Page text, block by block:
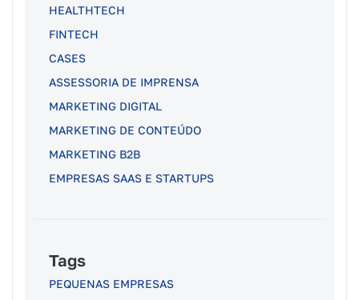
HEALTHTECH
FINTECH
CASES
ASSESSORIA DE IMPRENSA
MARKETING DIGITAL
MARKETING DE CONTEÚDO
MARKETING B2B
EMPRESAS SAAS E STARTUPS
Tags
PEQUENAS EMPRESAS